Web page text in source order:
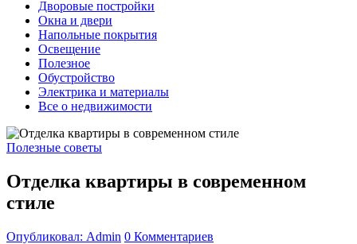
Дворовые постройки
Окна и двери
Напольные покрытия
Освещение
Полезное
Обустройство
Электрика и материалы
Все о недвижимости
Полезные советы
Отделка квартиры в современном
стиле
Опубликовал: Admin 0 Комментариев